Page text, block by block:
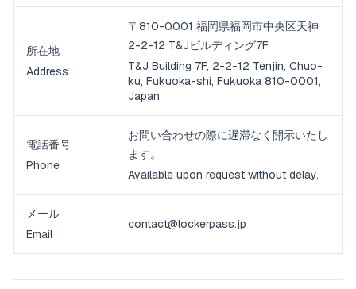
所在地
Address
〒810-0001 福岡県福岡市中央区天神
2-2-12 T&Jビルディング7F
T&J Building 7F, 2-2-12 Tenjin, Chuo-
ku, Fukuoka-shi, Fukuoka 810-0001,
Japan
電話番号
Phone
お問い合わせの際に遅滞なく開示いたし
ます。
Available upon request without delay.
メール
Email
contact@lockerpass.jp